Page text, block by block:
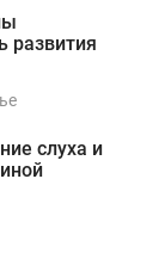
развития
слуха и